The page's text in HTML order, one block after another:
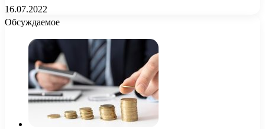
16.07.2022
Обсуждаемое